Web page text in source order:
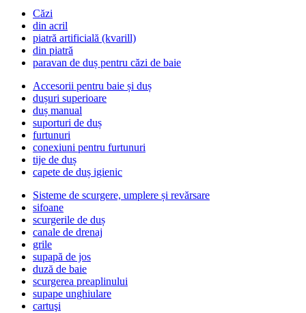
Căzi
din acril
piatră artificială (kvarill)
din piatră
paravan de duș pentru căzi de baie
Accesorii pentru baie și duș
dușuri superioare
duș manual
suporturi de duș
furtunuri
conexiuni pentru furtunuri
tije de duș
capete de duș igienic
Sisteme de scurgere, umplere și revărsare
sifoane
scurgerile de duș
canale de drenaj
grile
supapă de jos
duză de baie
scurgerea preaplinului
supape unghiulare
cartuşi